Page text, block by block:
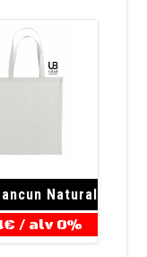
Natural
€ / alv 0%